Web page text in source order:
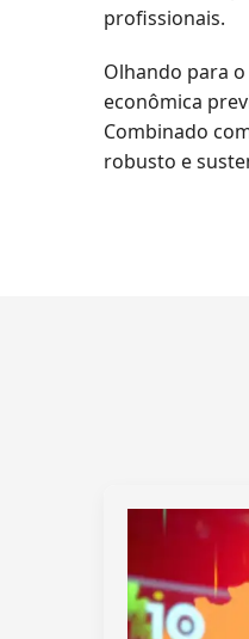
profissionais.
Olhando para
econômica
Combinado
robusto e